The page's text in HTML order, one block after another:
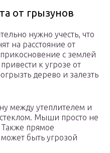
от грызунов
нужно учесть, что
на расстояние от
с землей
к угрозе от
дерево и залезть
между утеплителем и
Мыши просто не
Также прямое
быть угрозой